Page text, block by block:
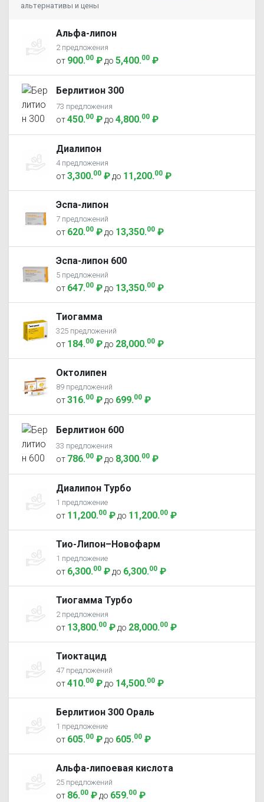
альтернативы и цены
Альфа-липон
2 предложения
от 900.00 ₽ до 5,400.00 ₽
Берлитион 300
73 предложения
от450.00 ₽ до 4,800.00 ₽
Диалипон
4 предложения
от3,300.00 ₽ до 11,200.00 ₽
Эспа-липон
7 предложений
от 620.00 ₽ до 13,350.00 ₽
Эспа-липон 600
5 предложений
от 647.00 ₽ до 13,350.00 ₽
Тиогамма
325 предложений
от 184.00 ₽ до 28,000.00 ₽
Октолипен
89 предложений
от316.00 ₽ до 699.00 ₽
Берлитион 600
33 предложения
от 786.00 ₽ до 8,300.00 ₽
Диалипон Турбо
1 предложение
от 11,200.00 ₽ до 11,200.00 ₽
Тио-Липон–Новофарм
1 предложение
от 6,300.00 ₽ до 6,300.00 ₽
Тиогамма Турбо
2 предложения
от 13,800.00 ₽ до 28,000.00 ₽
Тиоктацид
47 предложений
от410.00 ₽ до 14,500.00 ₽
Берлитион 300 Ораль
1 предложение
от 605.00 ₽ до 605.00 ₽
Альфа-липоевая кислота
25 предложений
от 86.00 ₽ до 659.00 ₽